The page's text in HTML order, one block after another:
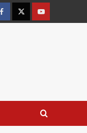
FacebookTwitterYouTube